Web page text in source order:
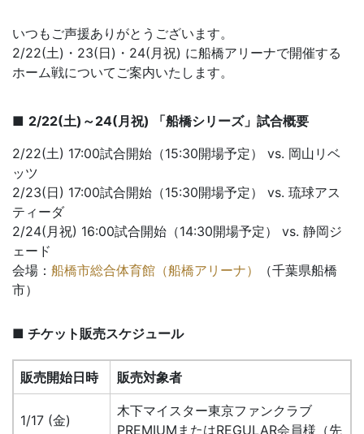
いつもご声援ありがとうございます。
2/22(土)・23(日)・24(月祝) に船橋アリーナで開催する
ホーム戦についてご案内いたします。
■ 2/22(土)～24(月祝) 「船橋シリーズ」試合概要
2/22(土) 17:00試合開始（15:30開場予定） vs. 岡山リベ
ッツ
2/23(日) 17:00試合開始（15:30開場予定） vs. 琉球アス
ティーダ
2/24(月祝) 16:00試合開始（14:30開場予定） vs. 静岡ジ
ェード
会場： 船橋市総合体育館（船橋アリーナ）
（千葉県船橋
市）
■ チケット販売スケジュール
販売開始日時 販売対象者
1/17 (金)
木下マイスター東京ファンクラブ
PREMIUMまたはREGULAR会員様（先